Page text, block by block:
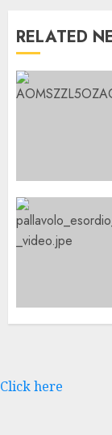
RELATED
Click here